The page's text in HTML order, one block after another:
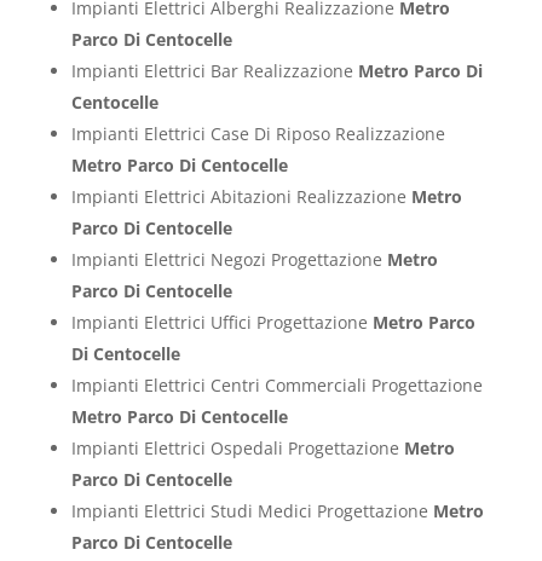
Impianti Elettrici Alberghi Realizzazione Metro
Parco Di Centocelle
Impianti Elettrici Bar Realizzazione Metro Parco Di
Centocelle
Impianti Elettrici Case Di Riposo Realizzazione
Metro Parco Di Centocelle
Impianti Elettrici Abitazioni Realizzazione Metro
Parco Di Centocelle
Impianti Elettrici Negozi Progettazione Metro
Parco Di Centocelle
Impianti Elettrici Uffici Progettazione Metro Parco
Di Centocelle
Impianti Elettrici Centri Commerciali Progettazione
Metro Parco Di Centocelle
Impianti Elettrici Ospedali Progettazione Metro
Parco Di Centocelle
Impianti Elettrici Studi Medici Progettazione Metro
Parco Di Centocelle